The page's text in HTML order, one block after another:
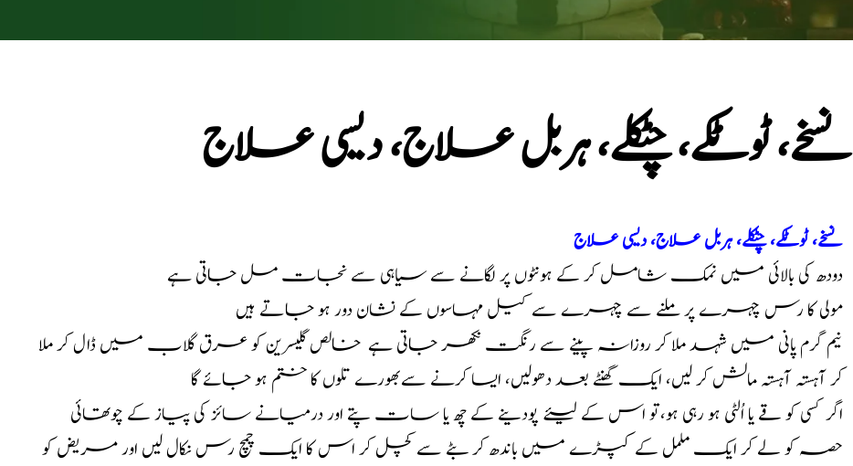
نسخے، ٹوٹکے، چٹکلے، ہربل علاج، دیسی علاج
نسخے، ٹوٹکے، چٹکلے، ہربل علاج، دیسی علاج
دودھ کی بالائی میں نمک شامل کر کے ہونٹوں پر لگانے سے سیاہی سے نجات مل جاتی ہے
مولی کا رس چہرے پر ملنے سے چہرے سے کیل مہاسوں کے نشان دور ہو جاتے ہیں
نیم گرم پانی میں شہد ملا کر روزانہ پینے سے رنگت نکھر جاتی ہے خالص گلیسرین کو عرق گلاب میں ڈال کر ملا
کر آہستہ آہستہ مالش کر لیں، ایک گھنٹے بعد دھولیں، ایسا کرنے سےبھورے تلوں کا ختم ہو جائے گا
حصہ کو لے کر ایک ململ کے کپڑے میں باندھ کر بٹے سے کچل کر اس کا ایک چمچ رس نکال لیں اور مریض کو